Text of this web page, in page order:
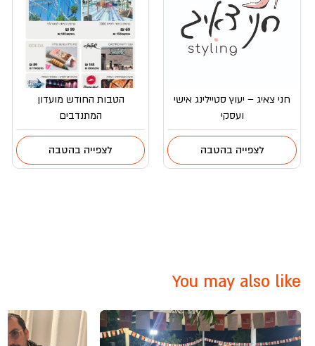
חני צאיג – יעוץ סטיילינג אישי
ועסקי
לצפייה בהטבה
הטבות החודש מועדון
המתנדבים
לצפייה בהטבה
You may also like